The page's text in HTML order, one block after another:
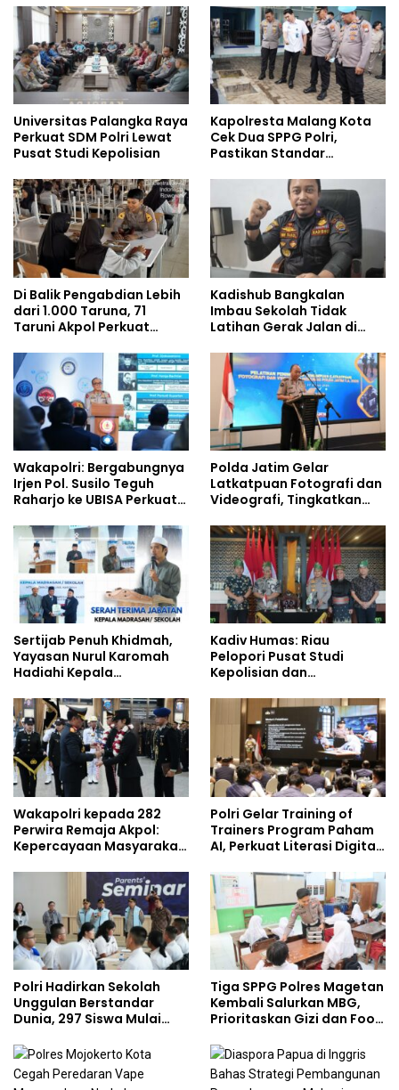
Universitas Palangka Raya
Perkuat SDM Polri Lewat
Pusat Studi Kepolisian
Kapolresta Malang Kota
Cek Dua SPPG Polri,
Pastikan Standar
Pengelolaan Limbah
Berjalan Optimal
Di Balik Pengabdian Lebih
dari 1.000 Taruna, 71
Taruni Akpol Perkuat
Siswa Sekolah Rakyat
Kadishub Bangkalan
Imbau Sekolah Tidak
Latihan Gerak Jalan di
Wakapolri: Bergabungnya
Irjen Pol. Susilo Teguh
Raharjo ke UBISA Perkuat
Studi Kepolisian
Polda Jatim Gelar
Latkatpuan Fotografi dan
Videografi, Tingkatkan
Era Digital
Sertijab Penuh Khidmah,
Yayasan Nurul Karomah
Hadiahi Kepala
Umrah
Kadiv Humas: Riau
Pelopori Pusat Studi
Kepolisian dan
Policing Masuki Babak
Wakapolri kepada 282
Perwira Remaja Akpol:
Kepercayaan Masyarakat
Polri Gelar Training of
Trainers Program Paham
AI, Perkuat Literasi Digital
Polri Hadirkan Sekolah
Unggulan Berstandar
Dunia, 297 Siswa Mulai
Tiga SPPG Polres Magetan
Kembali Salurkan MBG,
Prioritaskan Gizi dan Food